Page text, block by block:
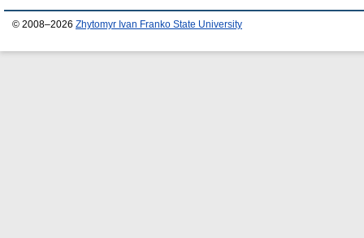
© 2008–2026 Zhytomyr Ivan Franko State University